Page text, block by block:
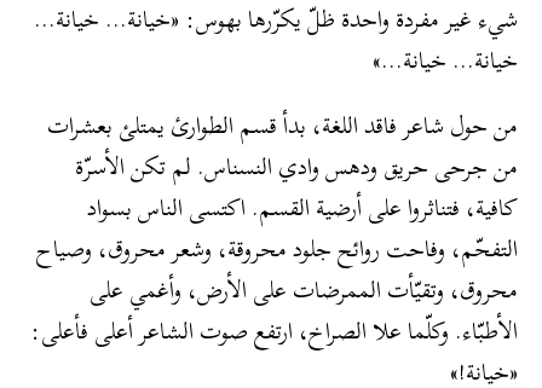
شيء غير مفردة واحدة ظلّ يكرّرها بهوس: «خيانة… خيانة…
خيانة… خيانة…»
من حول شاعر فاقد اللغة، بدأ قسم الطوارئ يمتلئ بعشرات
من جرحى حريق ودهس وادي النسناس. لم تكن الأسرّة
كافية، فتناثروا على أرضية القسم. اكتسى الناس بسواد
التفحّم، وفاحت روائح جلود محروقة، وشعر محروق، وصياح
محروق، وتقيّأت الممرضات على الأرض، وأغمي على
الأطبّاء. وكلّما علا الصراخ، ارتفع صوت الشاعر أعلى فأعلى:
«خيانة!»